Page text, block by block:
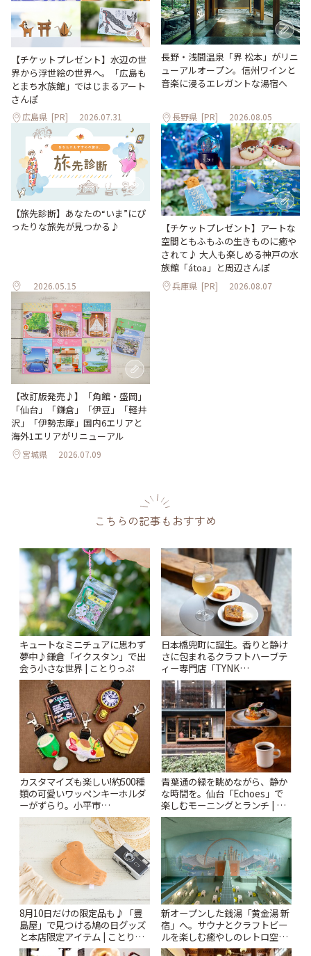
【チケットプレゼント】水辺の世
界から浮世絵の世界へ。「広島も
とまち水族館」ではじまるアート
さんぽ
広島県 [PR] 2026.07.31
長野・浅間温泉「界 松本」がリニ
ューアルオープン。信州ワインと
音楽に浸るエレガントな湯宿へ
長野県 [PR] 2026.08.05
【旅先診断】あなたの“いま”にぴ
ったりな旅先が見つかる♪
2026.05.15
【チケットプレゼント】アートな
空間ともふもふの生きものに癒や
されて♪ 大人も楽しめる神戸の水
族館「átoa」と周辺さんぽ
兵庫県 [PR] 2026.08.07
【改訂版発売♪】「角館・盛岡」
「仙台」「鎌倉」「伊豆」「軽井
沢」「伊勢志摩」国内6エリアと
海外1エリアがリニューアル
宮城県 2026.07.09
こちらの記事もおすすめ
キュートなミニチュアに思わず
夢中♪鎌倉「イクスタン」で出
会う小さな世界 | ことりっぷ
日本橋兜町に誕生。香りと静け
さに包まれるクラフトハーブテ
ィー専門店「TYNK
Kabutocho」 | ことりっぷ
カスタマイズも楽しい!約500種
類の可愛いワッペンキーホルダ
ーがずらり。小平市
「Kimamaya T&K」 | ことりっ
ぷ
青葉通の緑を眺めながら、静か
な時間を。仙台「Echoes」で
楽しむモーニングとランチ | こ
とりっぷ
8月10日だけの限定品も♪「豊
島屋」で見つける鳩の日グッズ
と本店限定アイテム | ことりっ
ぷ
新オープンした銭湯「黄金湯 新
宿」へ。サウナとクラフトビー
ルを楽しむ癒やしのレトロ空間
| ことりっぷ